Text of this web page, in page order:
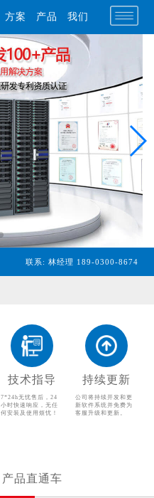
方案 产品 我们
联系: 林经理 189-0300-8674
技术指导
7*24h无忧售后，24
小时快速响应，无任
何安装及使用烦忧！
持续更新
公司将持续开发和更
新软件系统并免费为
客服升级和更新。
产品直通车